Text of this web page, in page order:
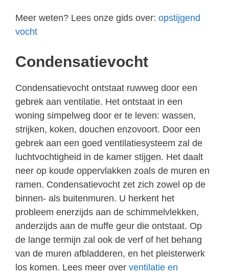
Meer weten? Lees onze gids over: opstijgend
vocht
Condensatievocht
Condensatievocht ontstaat ruwweg door een
gebrek aan ventilatie. Het ontstaat in een
woning simpelweg door er te leven: wassen,
strijken, koken, douchen enzovoort. Door een
gebrek aan een goed ventilatiesysteem zal de
luchtvochtigheid in de kamer stijgen. Het daalt
neer op koude oppervlakken zoals de muren en
ramen. Condensatievocht zet zich zowel op de
binnen- als buitenmuren. U herkent het
probleem enerzijds aan de schimmelvlekken,
anderzijds aan de muffe geur die ontstaat. Op
de lange termijn zal ook de verf of het behang
van de muren afbladderen, en het pleisterwerk
los komen. Lees meer over ventilatie en